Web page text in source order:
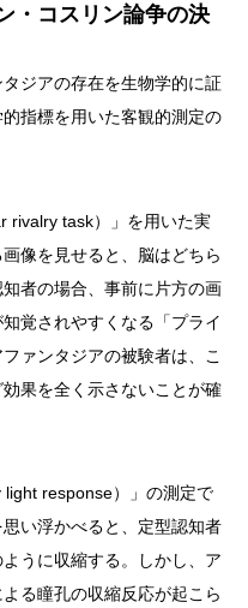
・コスリン論争の決
ジアの存在を生物学的に証
指標を用いた客観的測定の
rivalry task）」を用いた実
像を見せると、脳はどちら
者の場合、事前に片方の画
覚されやすくなる「プライ
ァンタジアの被験者は、こ
果を全く示さないことが確
response）」の測定で
い浮かべると、定型認知者
うに収縮する。しかし、ア
る瞳孔の収縮反応が起こら